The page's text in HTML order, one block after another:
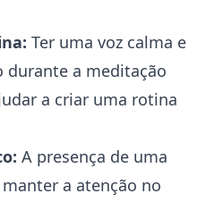
Ter uma voz calma e
durante a meditação
a criar uma rotina
A presença de uma
a atenção no